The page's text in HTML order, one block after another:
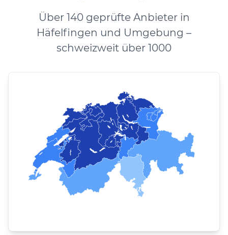
Über 140 geprüfte Anbieter in
Häfelfingen und Umgebung –
schweizweit über 1000